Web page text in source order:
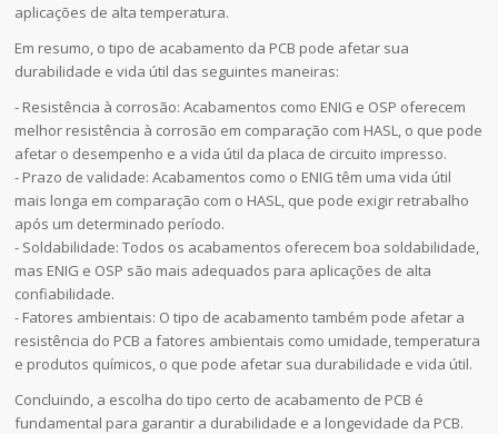
aplicações de alta temperatura.
Em resumo, o tipo de acabamento da PCB pode afetar sua
durabilidade e vida útil das seguintes maneiras:
- Resistência à corrosão: Acabamentos como ENIG e OSP oferecem
melhor resistência à corrosão em comparação com HASL, o que pode
afetar o desempenho e a vida útil da placa de circuito impresso.
- Prazo de validade: Acabamentos como o ENIG têm uma vida útil
mais longa em comparação com o HASL, que pode exigir retrabalho
após um determinado período.
- Soldabilidade: Todos os acabamentos oferecem boa soldabilidade,
mas ENIG e OSP são mais adequados para aplicações de alta
confiabilidade.
- Fatores ambientais: O tipo de acabamento também pode afetar a
resistência do PCB a fatores ambientais como umidade, temperatura
e produtos químicos, o que pode afetar sua durabilidade e vida útil.
Concluindo, a escolha do tipo certo de acabamento de PCB é
fundamental para garantir a durabilidade e a longevidade da PCB.